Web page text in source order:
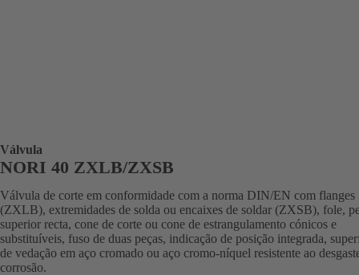
Válvula
NORI 40 ZXLB/ZXSB
Válvula de corte em conformidade com a norma DIN/EN com flanges
(ZXLB), extremidades de solda ou encaixes de soldar (ZXSB), fole,
superior recta, cone de corte ou cone de estrangulamento cónicos e
substituíveis, fuso de duas peças, indicação de posição integrada,
de vedação em aço cromado ou aço cromo-níquel resistente ao
corrosão.